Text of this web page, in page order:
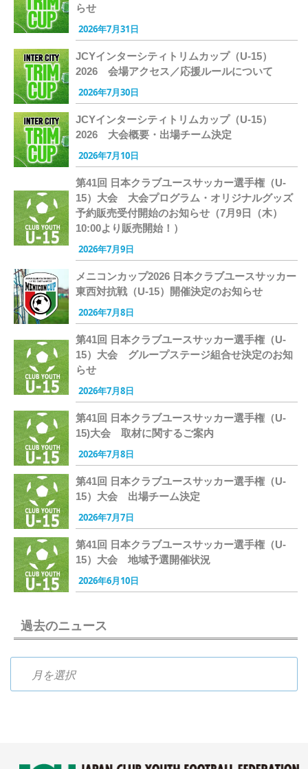
らせ
2026年7月31日
JCYインターシティトリムカップ（U-15）
2026 会場アクセス／応援ルールについて
2026年7月30日
JCYインターシティトリムカップ（U-15）
2026 大会概要・出場チーム決定
2026年7月10日
第41回 日本クラブユースサッカー選手権（U-
15）大会 大会プログラム・オリジナルグッズ
予約販売受付開始のお知らせ（7月9日（木）
10:00より販売開始！）
2026年7月9日
メニコンカップ2026 日本クラブユースサッカー
東西対抗戦（U-15）開催決定のお知らせ
2026年7月8日
第41回 日本クラブユースサッカー選手権（U-
15）大会 グループステージ組合せ決定のお知
らせ
2026年7月8日
第41回 日本クラブユースサッカー選手権（U-
15)大会 取材に関するご案内
2026年7月8日
第41回 日本クラブユースサッカー選手権（U-
15）大会 出場チーム決定
2026年7月7日
第41回 日本クラブユースサッカー選手権（U-
15）大会 地域予選開催状況
2026年6月10日
過去のニュース